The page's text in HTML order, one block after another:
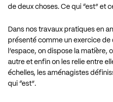
de deux choses. Ce qui “est” et
Dans nos travaux pratiques en
présenté comme un exercice
l’espace, on dispose la matière,
autre et enfin on les relie entre
échelles, les aménagistes
qui “est”.